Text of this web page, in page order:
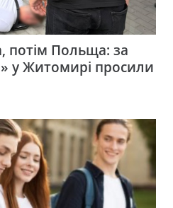
потім Польща: за
у Житомирі просили